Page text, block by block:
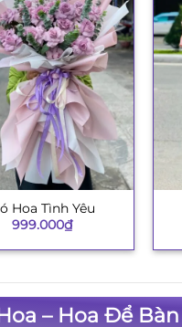
Hoa Tình Yêu
999.000₫
– Hoa Để